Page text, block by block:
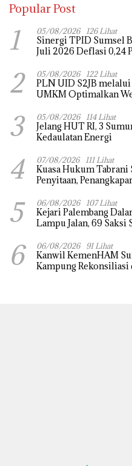
Popular Post
1 05/08/2026 126 Lihat
Sinergi TPID Sumsel
Juli 2026 Deflasi 0,24
2 05/08/2026 122 Lihat
PLN UID S2JB
UMKM Optimalkan
3 05/08/2026 114 Lihat
Jelang HUT RI, 3
Kedaulatan Energi
4 07/08/2026 111 Lihat
‎Kuasa Hukum Tabrani
Penyitaan,
Praperadilan
5 06/08/2026 107 Lihat
Kejari Palembang
Lampu Jalan, 69
6 06/08/2026 91 Lihat
Kanwil KemenHAM
Kampung Rekonsiliasi